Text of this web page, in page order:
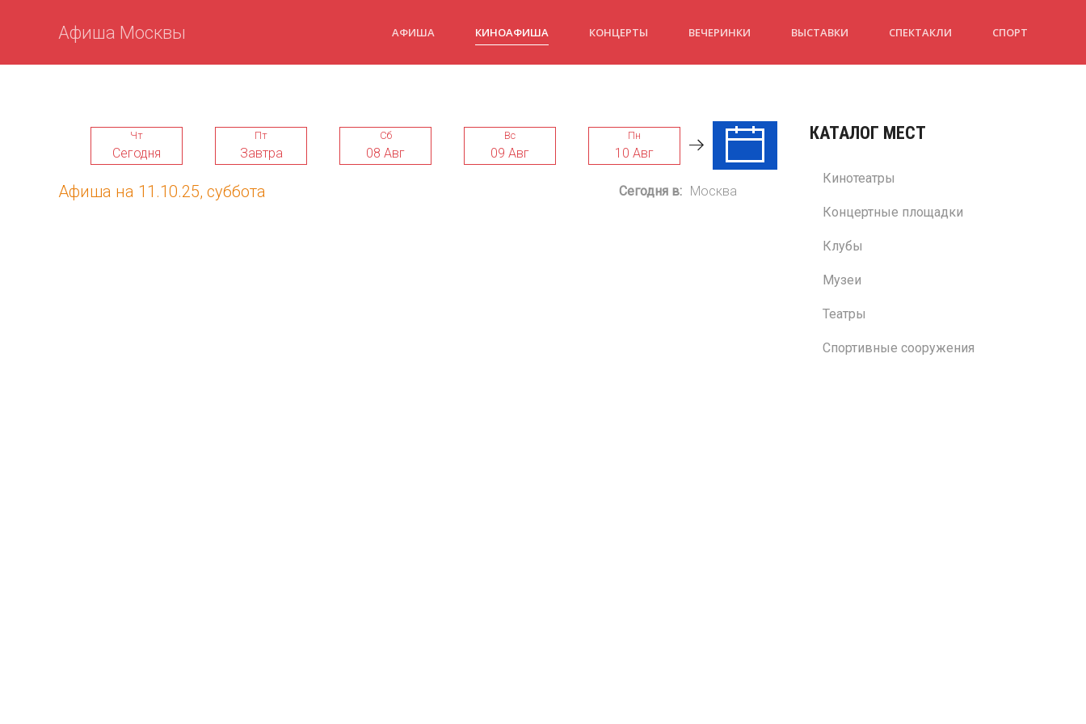
Афиша Москвы АФИША КИНОАФИША КОНЦЕРТЫ ВЕЧЕРИНКИ ВЫСТАВКИ СПЕКТАКЛИ СПОРТ
Чт
Сегодня
Пт
Завтра
Сб
08 Авг
Вс
09 Авг
Пн
10 Авг
Вт Ср
Сегодня в: Москва
Афиша на 11.10.25, суббота
КАТАЛОГ МЕСТ
Кинотеатры
Концертные площадки
Клубы
Музеи
Театры
Спортивные сооружения